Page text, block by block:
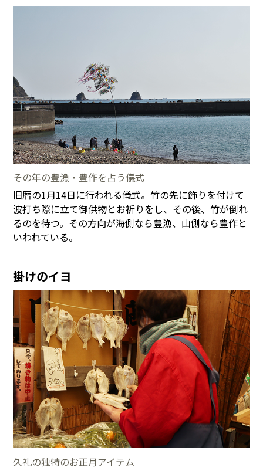
その年の豊漁・豊作を占う儀式
旧暦の1月14日に行われる儀式。竹の先に飾りを付けて
波打ち際に立て御供物とお祈りをし、その後、竹が倒れ
るのを待つ。その方向が海側なら豊漁、山側なら豊作と
いわれている。
掛けのイヨ
久礼の独特のお正月アイテム